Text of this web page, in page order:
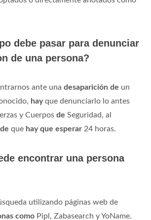
debe pasar para denunciar
de una persona?
ante una desaparición de un
hayque denunciarlo lo antes
y Cuerpos de Seguridad, al
de que hay que esperar 24 horas.
encontrar una persona
utilizando páginas web de
como Pipl, Zabasearch y YoName.